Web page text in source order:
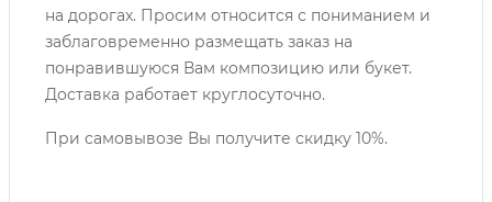
на дорогах. Просим относится с пониманием и
заблаговременно размещать заказ на
понравившуюся Вам композицию или букет.
Доставка работает круглосуточно.
При самовывозе Вы получите скидку 10%.